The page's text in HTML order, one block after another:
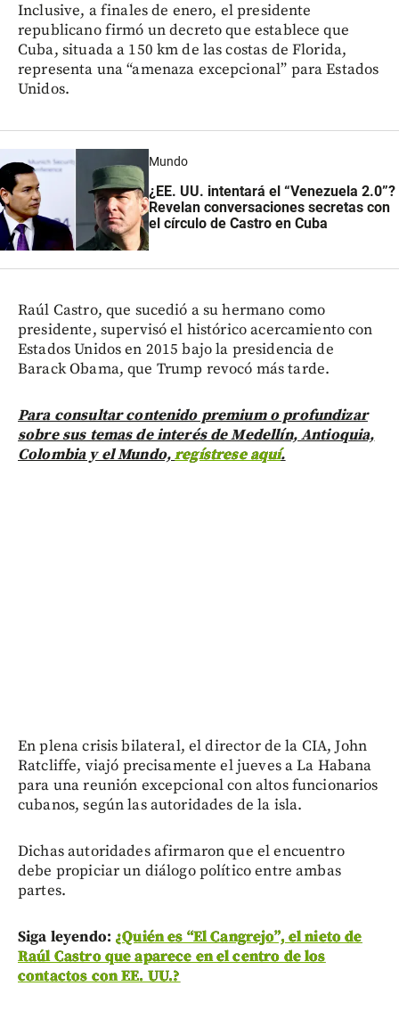
Inclusive, a finales de enero, el presidente
republicano firmó un decreto que establece que
Cuba, situada a 150 km de las costas de Florida,
representa una “amenaza excepcional” para Estados
Unidos.
Mundo
¿EE. UU. intentará el “Venezuela 2.0”?
Revelan conversaciones secretas con
el círculo de Castro en Cuba
Raúl Castro, que sucedió a su hermano como
presidente, supervisó el histórico acercamiento con
Estados Unidos en 2015 bajo la presidencia de
Barack Obama, que Trump revocó más tarde.
Para consultar contenido premium o profundizar
sobre sus temas de interés de Medellín, Antioquia,
Colombia y el Mundo,regístrese aquí.
En plena crisis bilateral, el director de la CIA, John
Ratcliffe, viajó precisamente el jueves a La Habana
para una reunión excepcional con altos funcionarios
cubanos, según las autoridades de la isla.
Dichas autoridades afirmaron que el encuentro
debe propiciar un diálogo político entre ambas
partes.
Siga leyendo: ¿Quién es “El Cangrejo”, el nieto de
Raúl Castro que aparece en el centro de los
contactos con EE. UU.?